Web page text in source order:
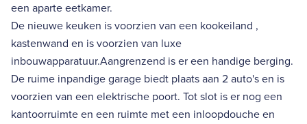
een aparte eetkamer.
De nieuwe keuken is voorzien van een kookeiland ,
kastenwand en is voorzien van luxe
inbouwapparatuur.Aangrenzend is er een handige berging.
De ruime inpandige garage biedt plaats aan 2 auto's en is
voorzien van een elektrische poort. Tot slot is er nog een
kantoorruimte en een ruimte met een inloopdouche en